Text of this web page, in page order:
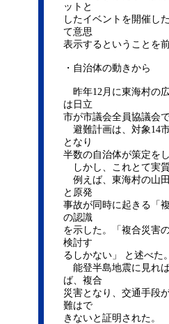
ットと
したイベントを開催し
て意思
表示するということを
・自治体の動きから
昨年12月に東海村の
は日立
市が市議会全員協議会
避難計画は、対象14
となり
半数の自治体が策定を
しかし、これとて実
例えば、東海村の山
と原発
事故が同時に起きる「
の認識
を示した。「複合災害
検討す
るしかない」 と述べた
能登半島地震に見れ
ば、複合
災害となり、交通手段
難はで
きないと証明された。